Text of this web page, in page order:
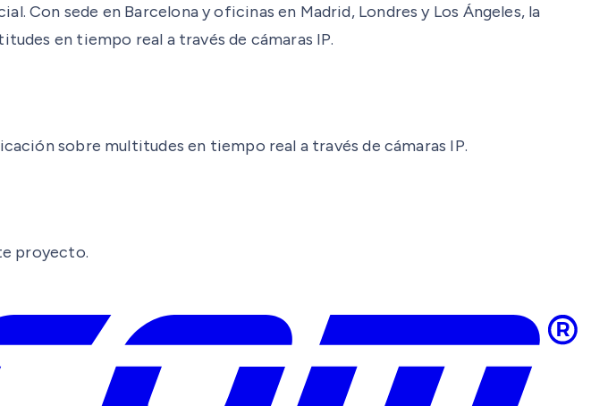
Con sede en Barcelona y oficinas en Madrid, Londres y Los Ángeles, la
en tiempo real a través de cámaras IP.
sobre multitudes en tiempo real a través de cámaras IP.
proyecto.